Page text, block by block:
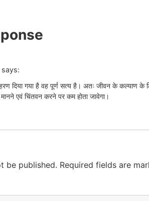
says:
दिया गया है वह पूर्ण सत्य है। अतः जीवन के कल्याण के
मानने एवं चिंतवन करने पर कम होता जावेगा।
be published. Required fields are